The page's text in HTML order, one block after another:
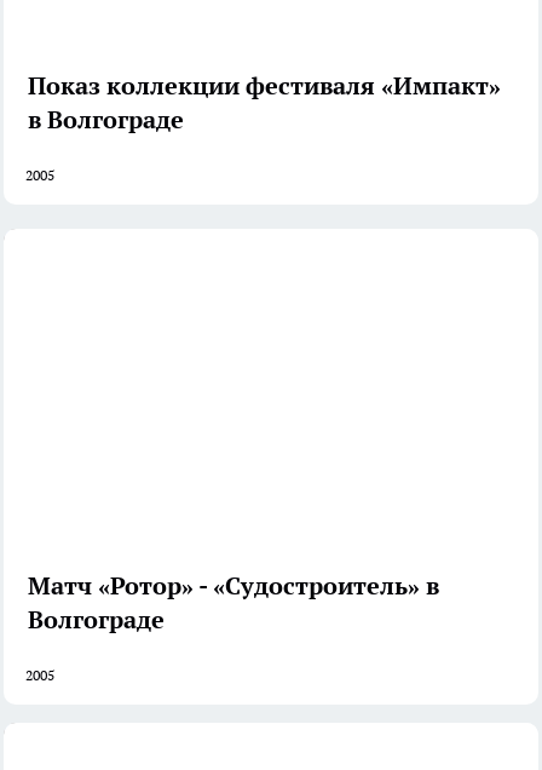
Показ коллекции фестиваля «Импакт»
в Волгограде
2005
Матч «Ротор» - «Судостроитель» в
Волгограде
2005